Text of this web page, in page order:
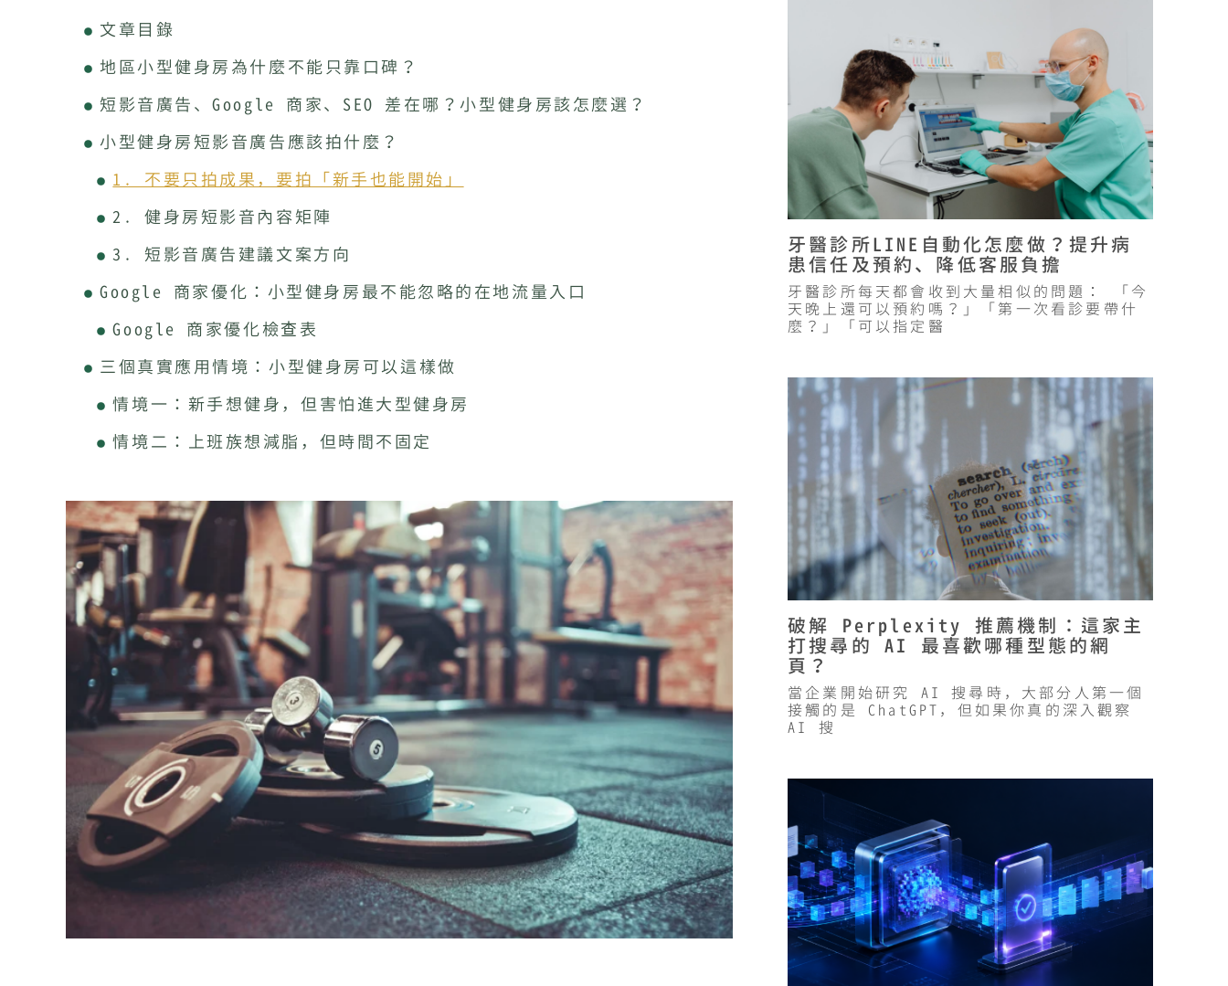
文章目錄
地區小型健身房為什麼不能只靠口碑？
短影音廣告、Google 商家、SEO 差在哪？小型健身房該怎麼選？
小型健身房短影音廣告應該拍什麼？
1. 不要只拍成果，要拍「新手也能開始」
2. 健身房短影音內容矩陣
3. 短影音廣告建議文案方向
Google 商家優化：小型健身房最不能忽略的在地流量入口
Google 商家優化檢查表
三個真實應用情境：小型健身房可以這樣做
情境一：新手想健身，但害怕進大型健身房
情境二：上班族想減脂，但時間不固定
常見錯誤與避雷風險對照表
地區小型健身房 5 步驟落地 SOP
Step 1：先把 Google 商家變成「可預約的門面」
Step 2：每週固定更新 Google 商家內容
Step 3：每月拍 8–12 支短影音
Step 4：用小額 Meta 廣告測試市場
Step 5：每月檢查數據，調整內容與廣告
FAQ 常見問題
Q1：小型健身房一定要拍短影音嗎？
Q2：Google 商家優化和 Google Ads 哪個比較重要？
Q3：健身房短影音一定要找網紅拍嗎？
Q4：小型健身房沒有官網可以先做行銷嗎？
牙醫診所LINE自動化怎麼做？提升病
患信任及預約、降低客服負擔
牙醫診所每天都會收到大量相似的問題： 「今
天晚上還可以預約嗎？」「第一次看診要帶什
麼？」「可以指定醫
破解 Perplexity 推薦機制：這家主
打搜尋的 AI 最喜歡哪種型態的網
頁？
當企業開始研究 AI 搜尋時，大部分人第一個
接觸的是 ChatGPT，但如果你真的深入觀察
AI 搜